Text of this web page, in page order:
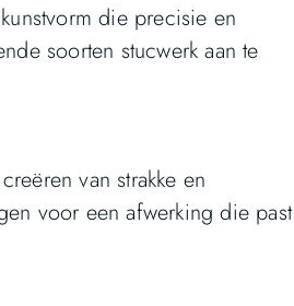
die precisie en
soorten stucwerk aan te
van strakke en
voor een afwerking die past